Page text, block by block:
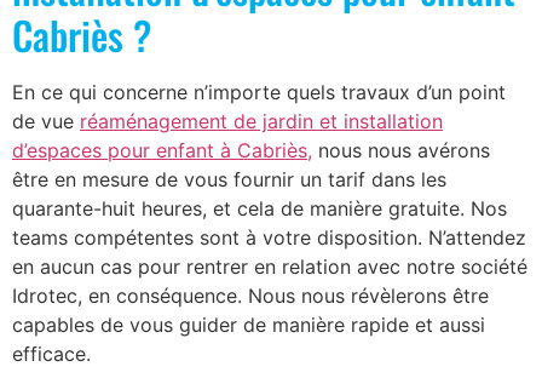
Cabriès ?
En ce qui concerne n’importe quels travaux d’un point
de vue réaménagement de jardin et installation
d’espaces pour enfant à Cabriès, nous nous avérons
être en mesure de vous fournir un tarif dans les
quarante-huit heures, et cela de manière gratuite. Nos
teams compétentes sont à votre disposition. N’attendez
en aucun cas pour rentrer en relation avec notre société
Idrotec, en conséquence. Nous nous révèlerons être
capables de vous guider de manière rapide et aussi
efficace.